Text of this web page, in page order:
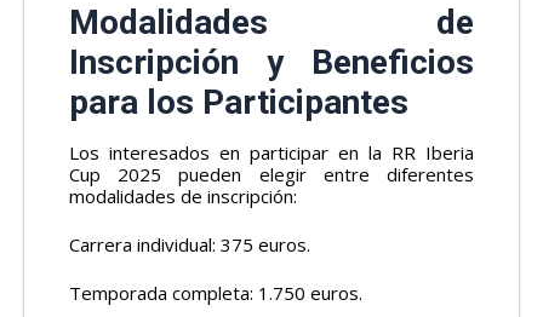
Modalidades de
Inscripción y Beneficios
para los Participantes
Los interesados en participar en la RR Iberia
Cup 2025 pueden elegir entre diferentes
modalidades de inscripción:
Carrera individual: 375 euros.
Temporada completa: 1.750 euros.